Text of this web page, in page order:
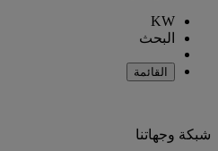
KW
البحث
القائمة
شبكة وجهاتنا